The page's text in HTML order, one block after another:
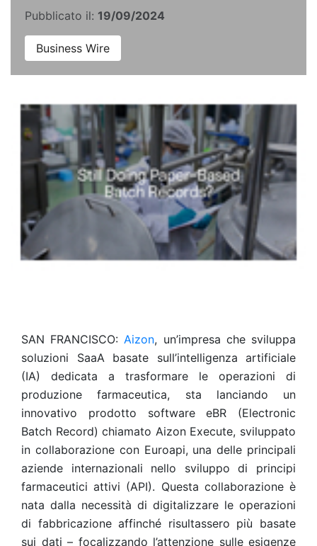
Pubblicato il: 19/09/2024
Business Wire
SAN FRANCISCO:Aizon, un’impresa che sviluppa
soluzioni SaaA basate sull’intelligenza artificiale
(IA) dedicata a trasformare le operazioni di
produzione farmaceutica, sta lanciando un
innovativo prodotto software eBR (Electronic
Batch Record) chiamato Aizon Execute, sviluppato
in collaborazione con Euroapi, una delle principali
aziende internazionali nello sviluppo di principi
farmaceutici attivi (API). Questa collaborazione è
nata dalla necessità di digitalizzare le operazioni
di fabbricazione affinché risultassero più basate
sui dati – focalizzando l’attenzione sulle esigenze